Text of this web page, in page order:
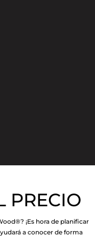
PRECIO
¡Es hora de planificar
a conocer de forma